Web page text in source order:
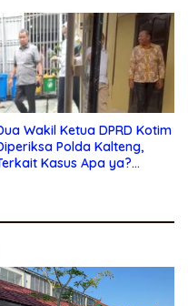
Wakil Ketua DPRD Kotim
Polda Kalteng,
Kasus Apa ya?…